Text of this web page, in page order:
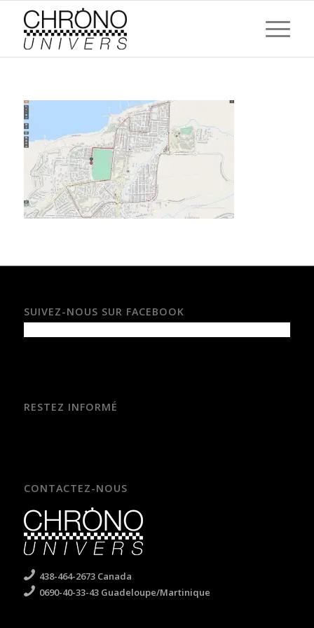
SUIVEZ-NOUS SUR FACEBOOK
RESTEZ INFORMÉ
CONTACTEZ-NOUS
438-464-2673 Canada
0690-40-33-43 Guadeloupe/Martinique